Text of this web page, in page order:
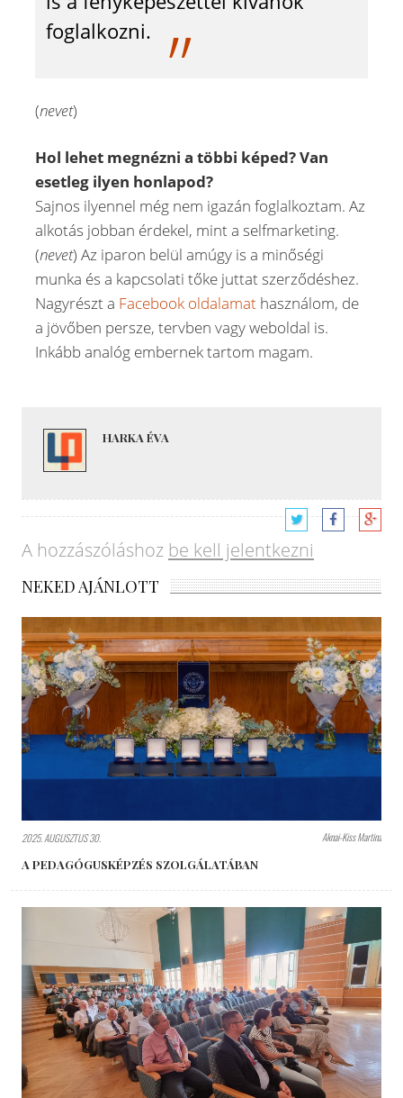
foglalkozni.
(nevet)
Hol lehet megnézni a többi képed? Van
esetleg ilyen honlapod?
Sajnos ilyennel még nem igazán foglalkoztam. Az
alkotás jobban érdekel, mint a selfmarketing.
(nevet) Az iparon belül amúgy is a minőségi
munka és a kapcsolati tőke juttat szerződéshez.
Nagyrészt a Facebook oldalamat használom, de
a jövőben persze, tervben vagy weboldal is.
Inkább analóg embernek tartom magam.
HARKA ÉVA
A hozzászóláshoz be kell jelentkezni
NEKED AJÁNLOTT
2025. AUGUSZTUS 30. Aknai-Kiss Martina
A PEDAGÓGUSKÉPZÉS SZOLGÁLATÁBAN